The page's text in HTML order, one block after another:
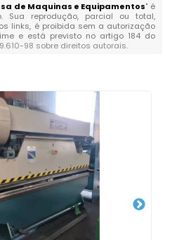
de Maquinas e Equipamentos" é
Sua reprodução, parcial ou total,
links, é proibida sem a autorização
e está previsto no artigo 184 do
9.610-98 sobre direitos autorais.